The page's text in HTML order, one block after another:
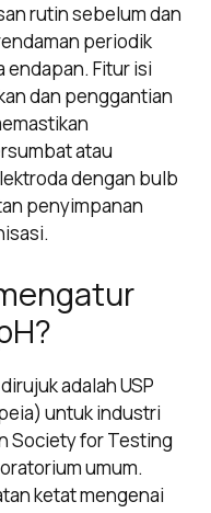
rutin sebelum dan
periodik
endapan. Fitur isi
dan penggantian
atau
dengan bulb
penyimpanan
adalah USP
untuk industri
Society for Testing
umum.
ketat mengenai